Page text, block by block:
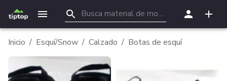
Inicio / Esquí/Snow / Calzado / Botas de esquí